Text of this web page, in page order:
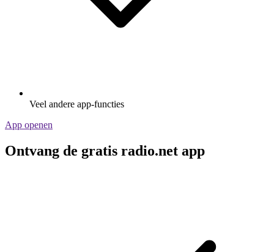
Veel andere app-functies
App openen
Ontvang de gratis radio.net app